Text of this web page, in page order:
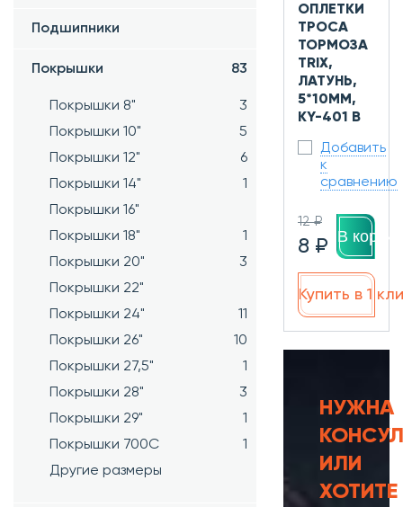
Подшипники
Покрышки 83
Покрышки 8"
3
Покрышки 10"
5
Покрышки 12"
6
Покрышки 14"
1
Покрышки 16"
Покрышки 18"
1
Покрышки 20"
3
Покрышки 22"
Покрышки 24"
11
Покрышки 26"
10
Покрышки 27,5"
1
Покрышки 28"
3
Покрышки 29"
1
Покрышки 700C
1
Другие размеры
ОПЛЕТКИ
ТРОСА
ТОРМОЗА
TRIX,
ЛАТУНЬ,
5*10ММ,
KY-401 B
Добавить
к
сравнению
12 ₽
8 ₽ В
Купить в 1
НУЖНА
ИЛИ
ХОТИТЕ